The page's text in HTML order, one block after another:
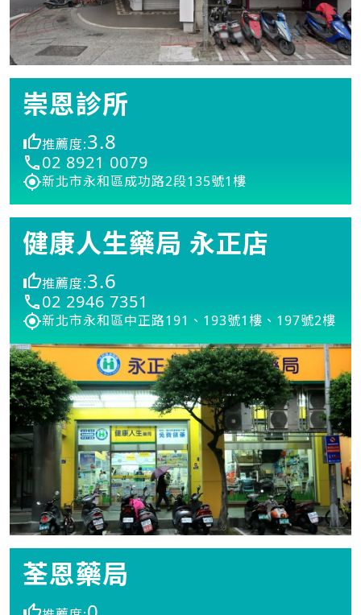
崇恩診所
推薦度:3.8
02 8921 0079
新北市永和區成功路2段135號1樓
健康人生藥局 永正店
推薦度:3.6
02 2946 7351
新北市永和區中正路191、193號1樓、197號2樓
荃恩藥局